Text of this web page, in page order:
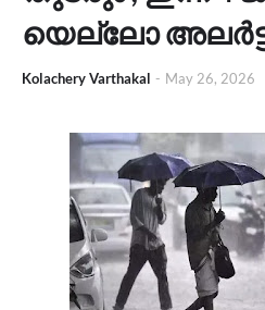
യെല്ലോ
Kolachery Varthakal - May 26, 2026